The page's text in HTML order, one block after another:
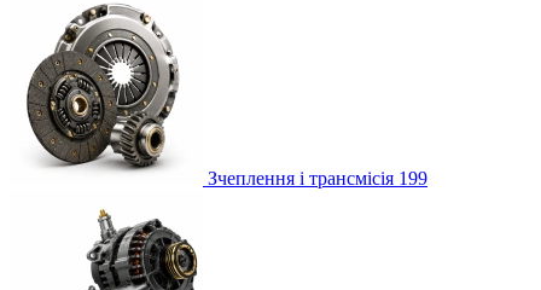
Зчеплення і трансмісія 199